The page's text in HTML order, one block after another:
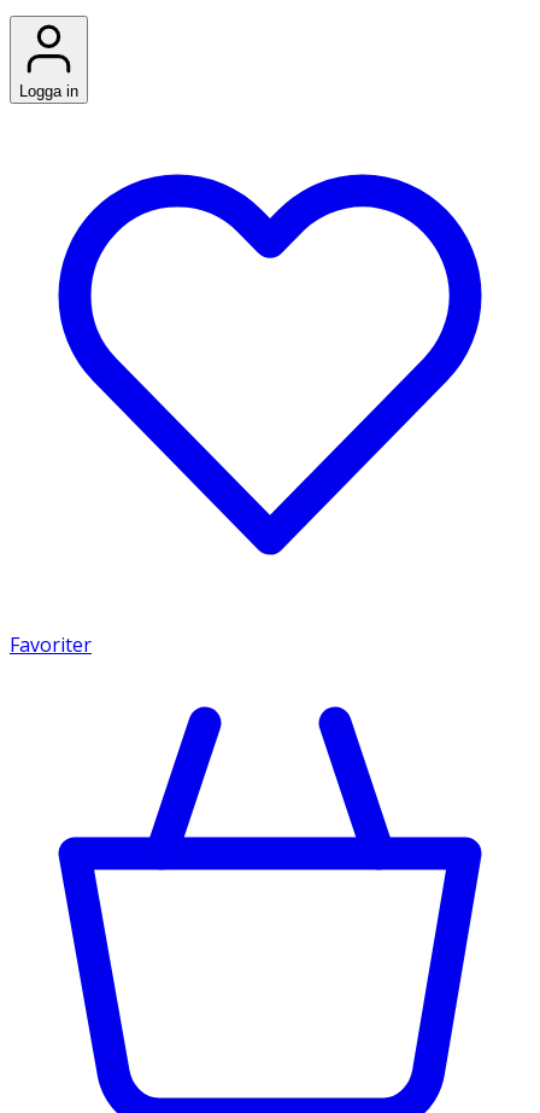
Logga in
Favoriter